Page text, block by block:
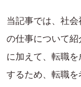
当記事では、社
の仕事について
に加えて、転職
するため、転職